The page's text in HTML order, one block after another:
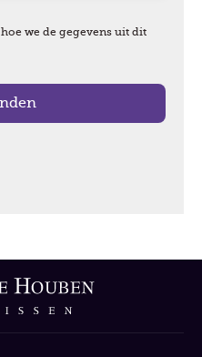
hoe we de gegevens uit dit